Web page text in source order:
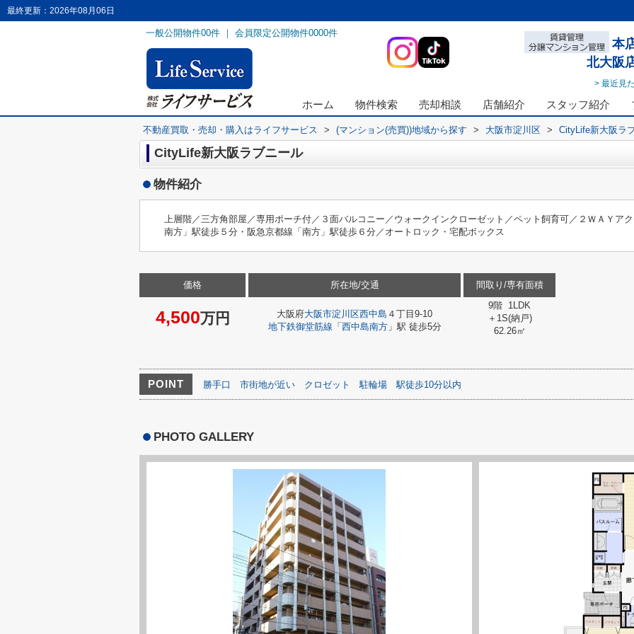
最終更新：2026年08月06日
一般公開物件00件 ｜ 会員限定公開物件0000件
本
北大阪
> 最近見
ホーム 物件検索 売却相談 店舗紹介 スタッフ紹介
不動産買取・売却・購入はライフサービス > (マンション(売買))地域から探す > 大阪市淀川区 > CityLife新大阪ラ
CityLife新大阪ラブニール
物件紹介
上層階／三方角部屋／専用ポーチ付／３面バルコニー／ウォークインクローゼット／ペット飼育可／２ＷＡＹア
南方」駅徒歩５分・阪急京都線「南方」駅徒歩６分／オートロック・宅配ボックス
価格
4,500万円
所在地/交通
大阪府大阪市淀川区西中島 ４丁目9-10
地下鉄御堂筋線 「 西中島南方」駅 徒歩5分
間取り/専有面積
9階 1LDK
＋1S(納戸)
62.26㎡
POINT 勝手口 市街地が近い クロゼット 駐輪場 駅徒歩10分以内
PHOTO GALLERY